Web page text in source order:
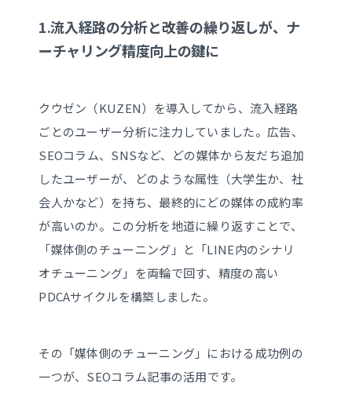
1.流入経路の分析と改善の繰り返しが、ナ
ーチャリング精度向上の鍵に
クウゼン（KUZEN）を導入してから、流入経路
ごとのユーザー分析に注力していました。広告、
SEOコラム、SNSなど、どの媒体から友だち追加
したユーザーが、どのような属性（大学生か、社
会人かなど）を持ち、最終的にどの媒体の成約率
が高いのか。この分析を地道に繰り返すことで、
「媒体側のチューニング」と「LINE内のシナリ
オチューニング」を両輪で回す、精度の高い
PDCAサイクルを構築しました。
その「媒体側のチューニング」における成功例の
一つが、SEOコラム記事の活用です。